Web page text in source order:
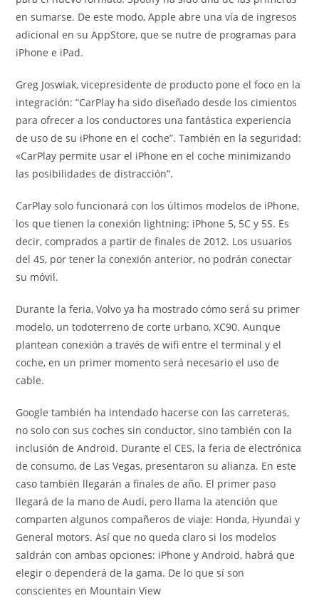
en sumarse. De este modo, Apple abre una vía de ingresos
adicional en su AppStore, que se nutre de programas para
iPhone e iPad.
Greg Joswiak, vicepresidente de producto pone el foco en la
integración: “CarPlay ha sido diseñado desde los cimientos
para ofrecer a los conductores una fantástica experiencia
de uso de su iPhone en el coche”. También en la seguridad:
«CarPlay permite usar el iPhone en el coche minimizando
las posibilidades de distracción”.
CarPlay solo funcionará con los últimos modelos de iPhone,
los que tienen la conexión lightning: iPhone 5, 5C y 5S. Es
decir, comprados a partir de finales de 2012. Los usuarios
del 4S, por tener la conexión anterior, no podrán conectar
su móvil.
Durante la feria, Volvo ya ha mostrado cómo será su primer
modelo, un todoterreno de corte urbano, XC90. Aunque
plantean conexión a través de wifi entre el terminal y el
coche, en un primer momento será necesario el uso de
cable.
Google también ha intendado hacerse con las carreteras,
no solo con sus coches sin conductor, sino también con la
inclusión de Android. Durante el CES, la feria de electrónica
de consumo, de Las Vegas, presentaron su alianza. En este
caso también llegarán a finales de año. El primer paso
llegará de la mano de Audi, pero llama la atención que
comparten algunos compañeros de viaje: Honda, Hyundai y
General motors. Así que no queda claro si los modelos
saldrán con ambas opciones: iPhone y Android, habrá que
elegir o dependerá de la gama. De lo que sí son
conscientes en Mountain View